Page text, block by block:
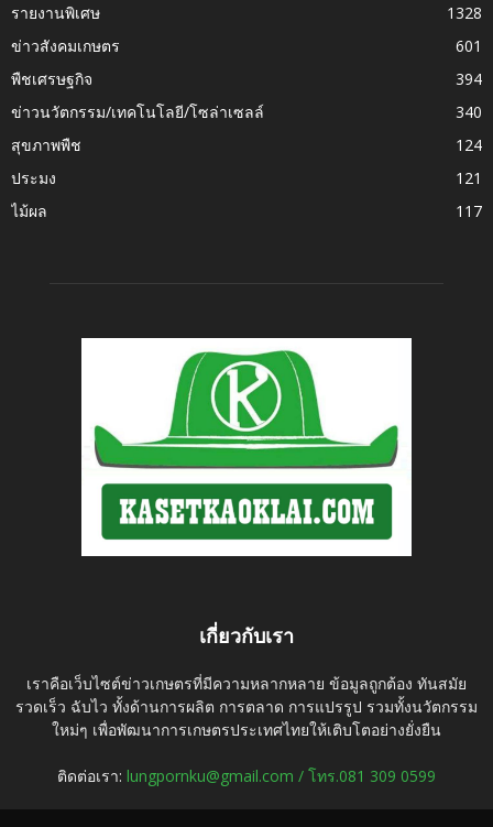
รายงานพิเศษ
1328
ข่าวสังคมเกษตร
601
พืชเศรษฐกิจ
394
ข่าวนวัตกรรม/เทคโนโลยี/โซล่าเซลล์
340
สุขภาพพืช
124
ประมง
121
ไม้ผล
117
เกี่ยวกับเรา
เราคือเว็บไซต์ข่าวเกษตรที่มีความหลากหลาย ข้อมูลถูกต้อง ทันสมัย
รวดเร็ว ฉับไว ทั้งด้านการผลิต การตลาด การแปรรูป รวมทั้งนวัตกรรม
ใหม่ๆ เพื่อพัฒนาการเกษตรประเทศไทยให้เติบโตอย่างยั่งยืน
ติดต่อเรา: lungpornku@gmail.com / โทร.081 309 0599